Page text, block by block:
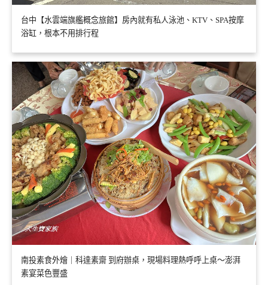
台中【水雲端旗艦概念旅館】房內就有私人泳池、KTV、SPA按摩
浴缸，根本不用排行程
南投素食外燴｜科達素齋 到府辦桌，現場料理熱呼呼上桌～澎湃
素宴菜色豐盛